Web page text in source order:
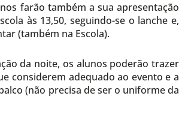
farão também a sua apresentação
às 13,50, seguindo-se o lanche e,
(também na Escola).
da noite, os alunos poderão trazer
considerem adequado ao evento e a
(não precisa de ser o uniforme da